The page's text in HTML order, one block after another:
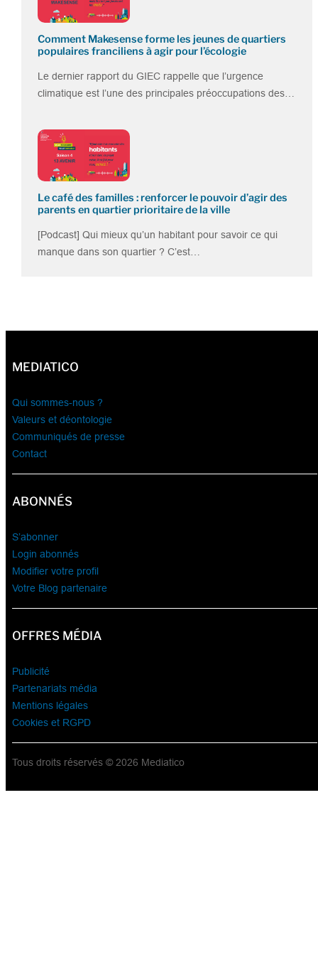
Comment Makesense forme les jeunes de quartiers
populaires franciliens à agir pour l’écologie
Le dernier rapport du GIEC rappelle que l’urgence
climatique est l’une des principales préoccupations des…
Le café des familles : renforcer le pouvoir d’agir des
parents en quartier prioritaire de la ville
[Podcast] Qui mieux qu’un habitant pour savoir ce qui
manque dans son quartier ? C’est…
MEDIATICO
Qui sommes-nous ?
Valeurs et déontologie
Communiqués de presse
Contact
ABONNÉS
S’abonner
Login abonnés
Modifier votre profil
Votre Blog partenaire
OFFRES MÉDIA
Publicité
Partenariats média
Mentions légales
Cookies et RGPD
Tous droits réservés © 2026 Mediatico